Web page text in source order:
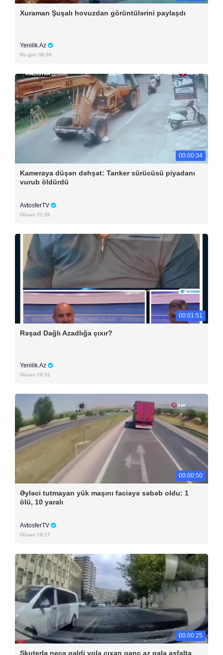
Xuraman Şuşalı hovuzdan görüntülərini paylaşdı
Yenilik.Az
Bu gün 08:36
00:00:34
Kameraya düşən dəhşət: Tanker sürücüsü piyadanı
vurub öldürdü
AvtosferTV
Dünən 21:26
00:01:51
Rəşad Dağlı Azadlığa çıxır?
Yenilik.Az
Dünən 19:31
00:00:50
Əyləci tutmayan yük maşını faciəyə səbəb oldu: 1
ölü, 10 yaralı
AvtosferTV
Dünən 19:27
00:00:25
Skuterlə necə gəldi yola çıxan gənc az qala asfalta